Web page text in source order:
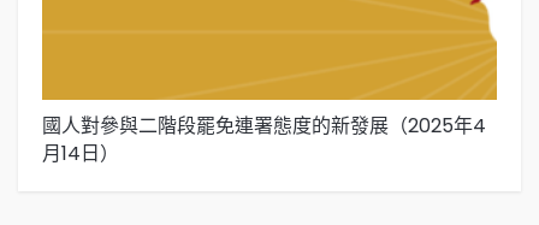
國人對參與二階段罷免連署態度的新發展（2025年4
月14日）